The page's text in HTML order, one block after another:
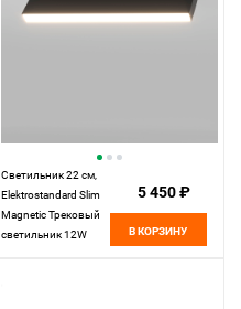
Светильник 22 см,
Elektrostandard Slim
Magnetic Трековый
светильник 12W
5 450 ₽
В КОРЗИНУ